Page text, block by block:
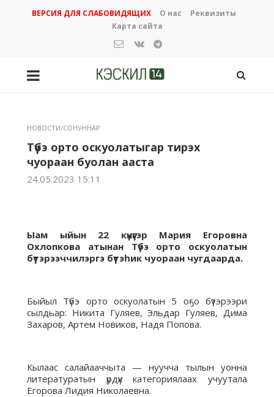
ВЕРСИЯ ДЛЯ СЛАБОВИДЯЩИХ О нас
Реквизиты
Карта сайта
НОВОСТИ/СОНУННАР
Түбэ орто оскуолатыгар тирэх
чуораан буолан ааста
24.05.2023 15:11
Ыам ыйын 22 күнүгэр Мария Егоровна
Охлопкова атынан Түбэ орто оскуолатын
бүтэрээччилэргэ бүтэһик чуораан чугдаарда.
Быйыл Түбэ орто оскуолатын 5 оҕо бүтэрээри
сылдьар: Никита Гуляев, Эльдар Гуляев, Дима
Захаров, Артем Новиков, Надя Попова.
Кылаас салайааччыта — нуучча тылын уонна
литературатын үрдүк категориялаах учуутала
Егорова Лидия Николаевна.